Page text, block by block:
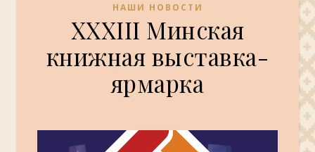
НАШИ НОВОСТИ
XXXIII Минская
книжная выставка-
ярмарка